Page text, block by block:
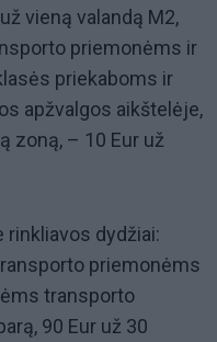
vieną valandą M2,
priemonėms ir
priekaboms ir
apžvalgos aikštelėje,
zoną, – 10 Eur už
dydžiai:
priemonėms
transporto
90 Eur už 30